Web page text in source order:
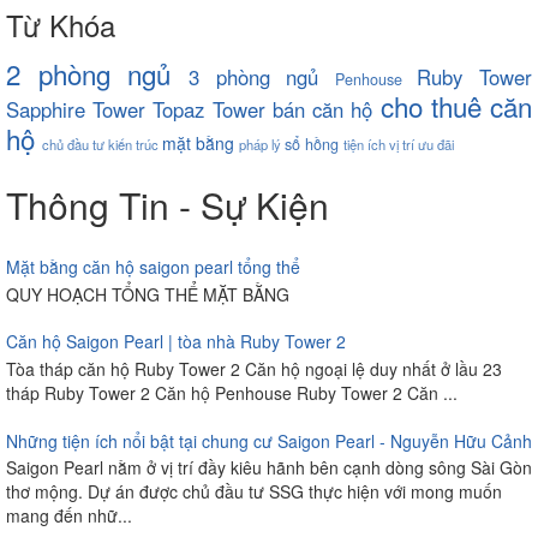
Từ Khóa
2 phòng ngủ 3 phòng ngủ Penhouse
Ruby Tower
Sapphire Tower Topaz Tower bán căn hộ cho thuê căn
hộ chủ đầu tưkiến trúc mặt bằng pháp lýsổ hồng tiện íchvị tríưu đãi
Thông Tin - Sự Kiện
Mặt bằng căn hộ saigon pearl tổng thể
QUY HOẠCH TỔNG THỂ MẶT BẰNG
Căn hộ Saigon Pearl | tòa nhà Ruby Tower 2
Tòa tháp căn hộ Ruby Tower 2 Căn hộ ngoại lệ duy nhất ở lầu 23
tháp Ruby Tower 2 Căn hộ Penhouse Ruby Tower 2 Căn ...
Những tiện ích nổi bật tại chung cư Saigon Pearl - Nguyễn Hữu Cảnh
Saigon Pearl nằm ở vị trí đầy kiêu hãnh bên cạnh dòng sông Sài Gòn
thơ mộng. Dự án được chủ đầu tư SSG thực hiện với mong muốn
mang đến nhữ...